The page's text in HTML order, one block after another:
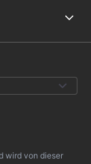
wird von dieser